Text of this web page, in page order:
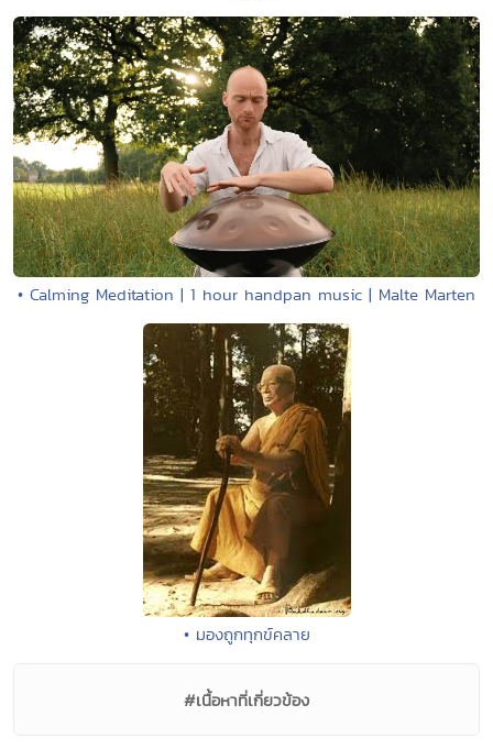
• Calming Meditation | 1 hour handpan music | Malte Marten
• มองถูกทุกข์คลาย
#เนื้อหาที่เกี่ยวข้อง